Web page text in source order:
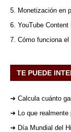
5. Monetización en
6. YouTube
7. Cómo funciona
TE PUEDE
➜ Calcula cuánto
➜ Lo que realmente
➜ Día Mundial del